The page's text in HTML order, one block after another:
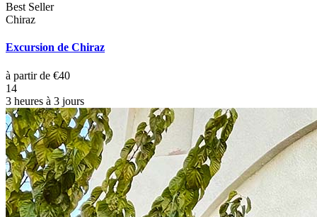
Best Seller
Chiraz
Excursion de Chiraz
à partir de €40
14
3 heures à 3 jours